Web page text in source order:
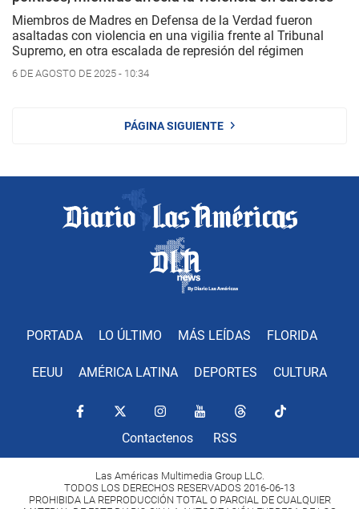
Miembros de Madres en Defensa de la Verdad fueron
asaltadas con violencia en una vigilia frente al Tribunal
Supremo, en otra escalada de represión del régimen
6 DE AGOSTO DE 2025 - 10:34
PÁGINA SIGUIENTE
PORTADA LO ÚLTIMO MÁS LEÍDAS FLORIDA
EEUU AMÉRICA LATINA DEPORTES CULTURA
Contactenos RSS
Las Américas Multimedia Group LLC.
TODOS LOS DERECHOS RESERVADOS 2016-06-13
PROHIBIDA LA REPRODUCCIÓN TOTAL O PARCIAL DE CUALQUIER